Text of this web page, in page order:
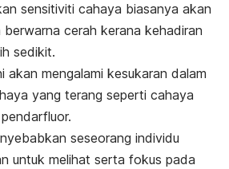
sensitiviti cahaya biasanya akan
berwarna cerah kerana kehadiran
sedikit.
akan mengalami kesukaran dalam
yang terang seperti cahaya
seseorang individu
untuk melihat serta fokus pada